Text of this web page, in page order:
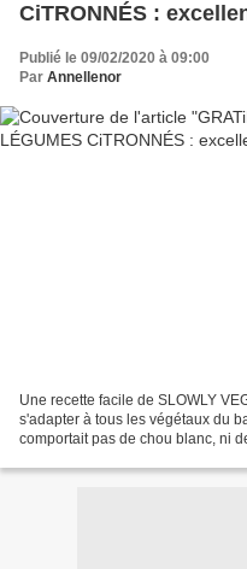
CiTRONNÉS :
Publié le 09/02/2020 à 09:00
Par Annellenor
Une recette facile de SLOWLY
s'adapter à tous les végétaux du
comportait pas de chou blanc, ni